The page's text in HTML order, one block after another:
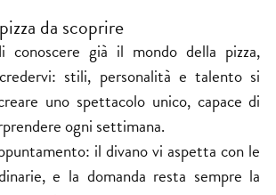
da scoprire
conoscere già il mondo della pizza,
stili, personalità e talento si
uno spettacolo unico, capace di
ogni settimana.
il divano vi aspetta con le
e la domanda resta sempre la